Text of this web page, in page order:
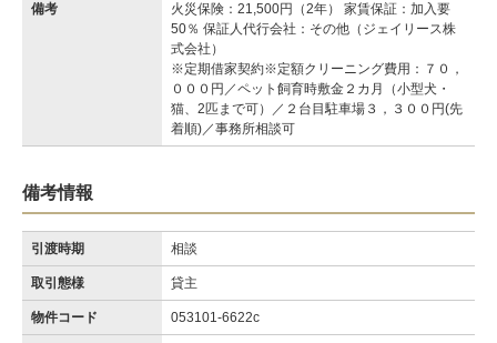
備考
火災保険：21,500円（2年） 家賃保証：加入要
50％ 保証人代行会社：その他（ジェイリース株
式会社）
※定期借家契約※定額クリーニング費用：７０，
０００円／ペット飼育時敷金２カ月（小型犬・
猫、2匹まで可）／２台目駐車場３，３００円(先
着順)／事務所相談可
備考情報
引渡時期 相談
取引態様 貸主
物件コード 053101-6622c